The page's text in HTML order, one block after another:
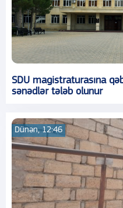
SDU magistraturasına
sənədlər tələb olunur
Dünən, 12:46